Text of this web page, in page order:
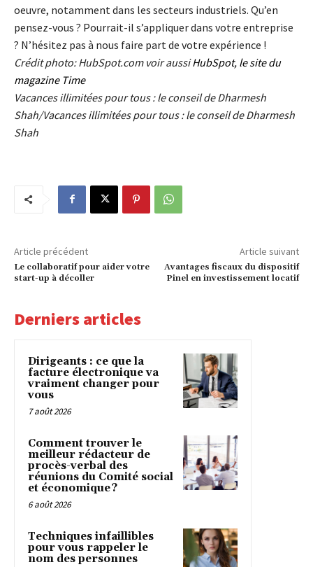
oeuvre, notamment dans les secteurs industriels. Qu’en
pensez-vous ? Pourrait-il s’appliquer dans votre entreprise
? N’hésitez pas à nous faire part de votre expérience !
Crédit photo: HubSpot.com voir aussiHubSpot, lesite du
magazine Time
Vacances illimitées pour tous : le conseil de Dharmesh
Shah/Vacances illimitées pour tous : le conseil de Dharmesh
Shah
Article précédent
Le collaboratif pour aider votre
start-up à décoller
Article suivant
Avantages fiscaux du dispositif
Pinel en investissement locatif
Derniers articles
Dirigeants : ce que la
facture électronique va
vraiment changer pour
vous
7 août 2026
Comment trouver le
meilleur rédacteur de
procès-verbal des
réunions du Comité social
et économique ?
6 août 2026
Techniques infaillibles
pour vous rappeler le
nom des personnes